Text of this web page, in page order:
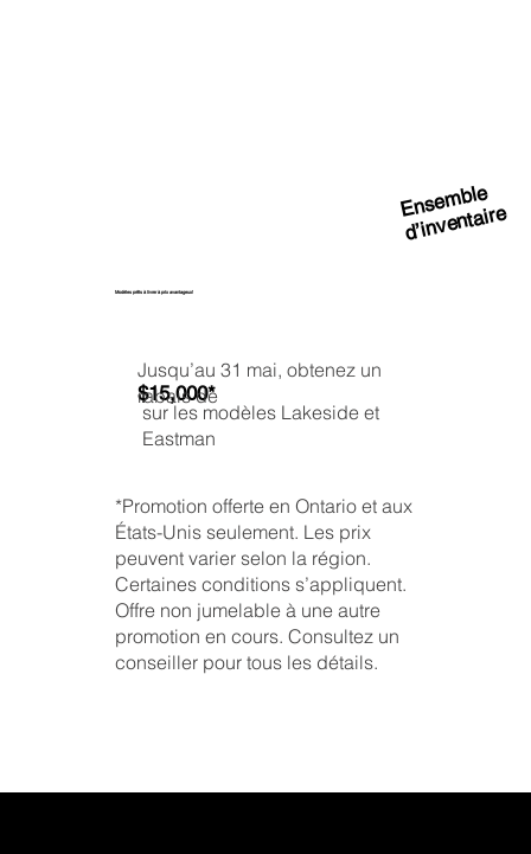
Modèles prêts à livrer à prix avantageux!
sur les modèles Lakeside et
Eastman
$15,000*
Jusqu’au 31 mai, obtenez un
rabais de
*Promotion offerte en Ontario et aux
États-Unis seulement. Les prix
peuvent varier selon la région.
Certaines conditions s’appliquent.
Offre non jumelable à une autre
promotion en cours. Consultez un
conseiller pour tous les détails.
Ensemble
d’inventaire